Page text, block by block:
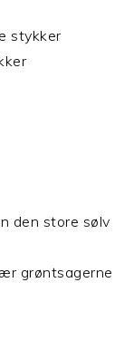
stykker
den store sølv
grøntsagerne